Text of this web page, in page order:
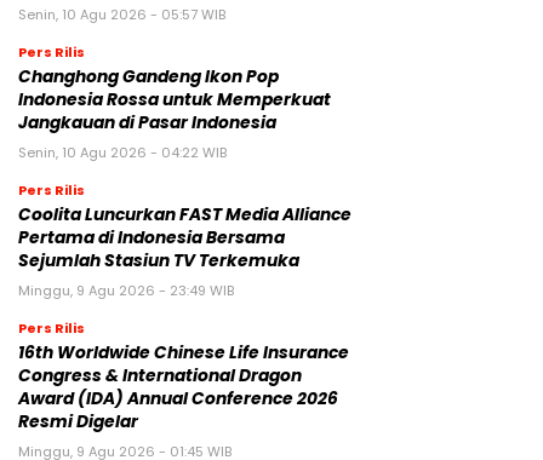
Senin, 10 Agu 2026 - 05:57 WIB
Pers Rilis
Changhong Gandeng Ikon Pop
Indonesia Rossa untuk Memperkuat
Jangkauan di Pasar Indonesia
Senin, 10 Agu 2026 - 04:22 WIB
Pers Rilis
Coolita Luncurkan FAST Media Alliance
Pertama di Indonesia Bersama
Sejumlah Stasiun TV Terkemuka
Minggu, 9 Agu 2026 - 23:49 WIB
Pers Rilis
16th Worldwide Chinese Life Insurance
Congress & International Dragon
Award (IDA) Annual Conference 2026
Resmi Digelar
Minggu, 9 Agu 2026 - 01:45 WIB